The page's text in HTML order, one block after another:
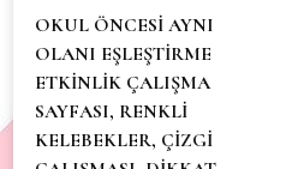
OKUL ÖNCESİ AYNI
OLANI EŞLEŞTİRME
ETKİNLİK ÇALIŞMA
SAYFASI, RENKLİ
KELEBEKLER, ÇİZGİ